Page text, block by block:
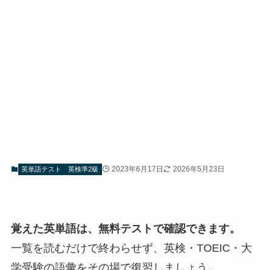
英単語テスト 英検準2級 2023年6月17日 2026年5月23日
覚えた英単語は、無料テストで確認できます。
一覧を読むだけで終わらせず、英検・TOEIC・大